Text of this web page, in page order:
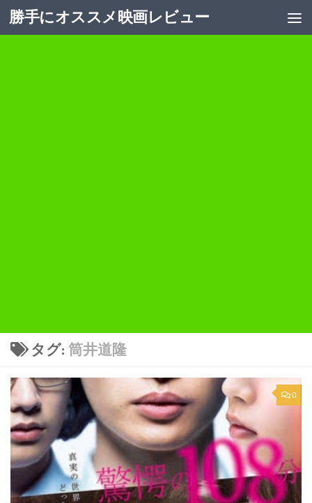
コンテンツへスキップ
勝手にオススメ映画レビュー
タグ: 筒井道隆
0